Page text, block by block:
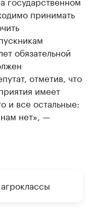
принимать
обязательной
отметив, что
имеет
и все остальные:
нет», —